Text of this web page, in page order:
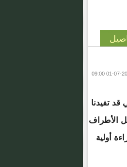
تفيدنا
الأطراف
أولية